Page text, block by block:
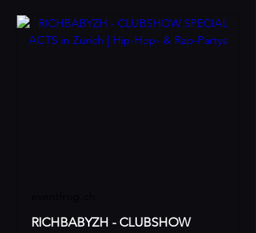
RICHBABYZH - CLUBSHOW